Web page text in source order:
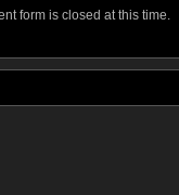
form is closed at this time.